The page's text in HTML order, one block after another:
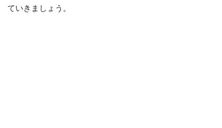
ていきましょう。